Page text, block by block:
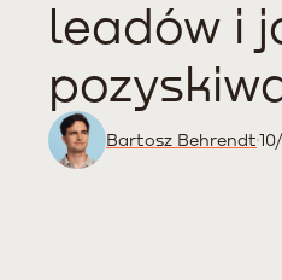
leadów i
Bartosz Behrendt